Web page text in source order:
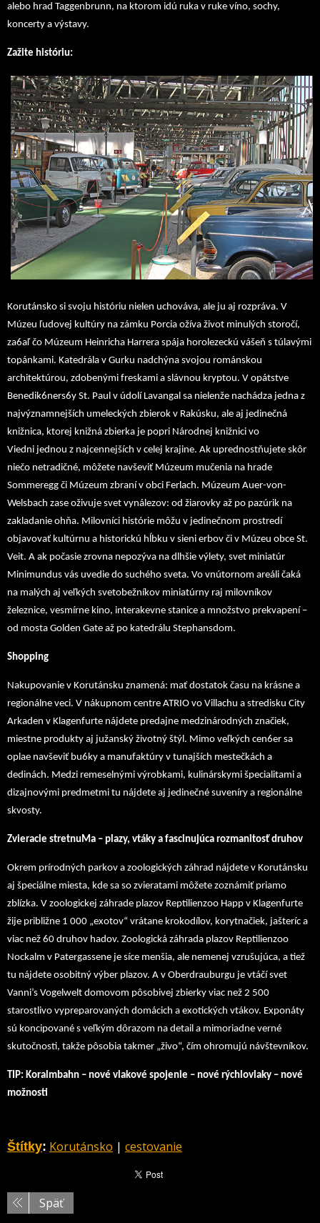
alebo hrad Taggenbrunn, na ktorom idú ruka v ruke víno, sochy,
koncerty a výstavy.
Zažite históriu:
Korutánsko si svoju históriu nielen uchováva, ale ju aj rozpráva. V
Múzeu ľudovej kultúry na zámku Porcia ožíva život minulých storočí,
za6aľ čo Múzeum Heinricha Harrera spája horolezeckú vášeň s túlavými
topánkami. Katedrála v Gurku nadchýna svojou románskou
architektúrou, zdobenými freskami a slávnou kryptou. V opátstve
Benedik6ners6y St. Paul v údolí Lavangal sa nielenže nachádza jedna z
najvýznamnejších umeleckých zbierok v Rakúsku, ale aj jedinečná
knižnica, ktorej knižná zbierka je popri Národnej knižnici vo
Viedni jednou z najcennejších v celej krajine. Ak uprednostňujete skôr
niečo netradičné, môžete navševiť Múzeum mučenia na hrade
Sommeregg či Múzeum zbraní v obci Ferlach. Múzeum Auer-von-
Welsbach zase oživuje svet vynálezov: od žiarovky až po pazúrik na
zakladanie ohňa. Milovníci histórie môžu v jedinečnom prostredí
objavovať kultúrnu a historickú hĺbku v sieni erbov či v Múzeu obce St.
Veit. A ak počasie zrovna nepozýva na dlhšie výlety, svet miniatúr
Minimundus vás uvedie do suchého sveta. Vo vnútornom areáli čaká
na malých aj veľkých svetobežníkov miniatúrny raj milovníkov
železnice, vesmírne kino, interakevne stanice a množstvo prekvapení –
od mosta Golden Gate až po katedrálu Stephansdom.
Shopping
Nakupovanie v Korutánsku znamená: mať dostatok času na krásne a
regionálne veci. V nákupnom centre ATRIO vo Villachu a stredisku City
Arkaden v Klagenfurte nájdete predajne medzinárodných značiek,
miestne produkty aj južanský životný štýl. Mimo veľkých cen6er sa
oplae navševiť bu6ky a manufaktúry v tunajších mestečkách a
dedinách. Medzi remeselnými výrobkami, kulinárskymi špecialitami a
dizajnovými predmetmi tu nájdete aj jedinečné suveníry a regionálne
skvosty.
Zvieracie stretnuMa – plazy, vtáky a fascinujúca rozmanitosť druhov
Okrem prírodných parkov a zoologických záhrad nájdete v Korutánsku
aj špeciálne miesta, kde sa so zvieratami môžete zoznámiť priamo
zblízka. V zoologickej záhrade plazov Reptilienzoo Happ v Klagenfurte
žije približne 1 000 „exotov“ vrátane krokodílov, korytnačiek, jašteríc a
viac než 60 druhov hadov. Zoologická záhrada plazov Reptilienzoo
Nockalm v Patergassene je síce menšia, ale nemenej vzrušujúca, a tiež
tu nájdete osobitný výber plazov. A v Oberdrauburgu je vtáčí svet
Vanni’s Vogelwelt domovom pôsobivej zbierky viac než 2 500
starostlivo vypreparovaných domácich a exotických vtákov. Exponáty
sú koncipované s veľkým dôrazom na detail a mimoriadne verné
skutočnosti, takže pôsobia takmer „živo“, čím ohromujú návštevníkov.
TIP: Koralmbahn – nové vlakové spojenie – nové rýchlovlaky – nové
možnosti
Štítky: Korutánsko | cestovanie
Späť